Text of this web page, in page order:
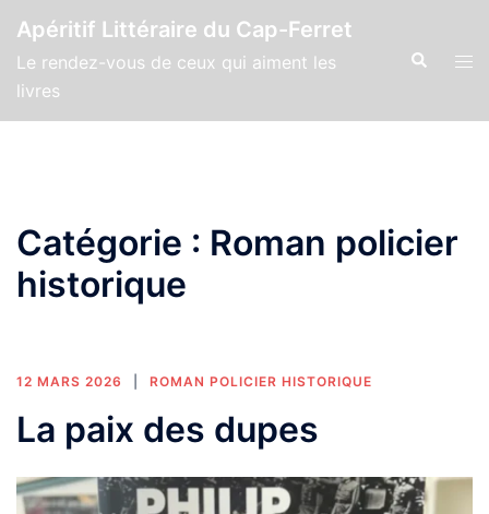
au
contenu
Apéritif Littéraire du Cap-Ferret
Le rendez-vous de ceux qui aiment les
livres
Catégorie : Roman policier
historique
12 MARS 2026 ROMAN POLICIER HISTORIQUE
La paix des dupes